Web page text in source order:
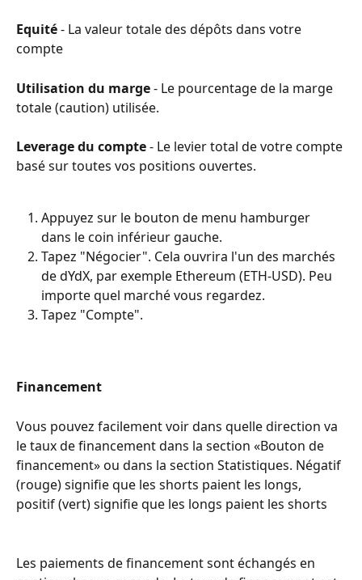
Equité - La valeur totale des dépôts dans votre
compte
Utilisation du marge - Le pourcentage de la marge
totale (caution) utilisée.
Leverage du compte - Le levier total de votre compte
basé sur toutes vos positions ouvertes.
Appuyez sur le bouton de menu hamburger
dans le coin inférieur gauche.
Tapez "Négocier". Cela ouvrira l'un des marchés
de dYdX, par exemple Ethereum (ETH-USD). Peu
importe quel marché vous regardez.
Tapez "Compte".
Financement
Vous pouvez facilement voir dans quelle direction va
le taux de financement dans la section «Bouton de
financement» ou dans la section Statistiques. Négatif
(rouge) signifie que les shorts paient les longs,
positif (vert) signifie que les longs paient les shorts
Les paiements de financement sont échangés en